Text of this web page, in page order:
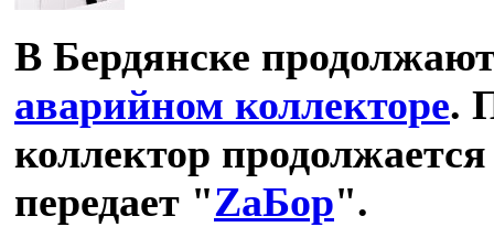
В Бердянске
аварийном коллекторе.
коллектор
передает "ZаБор".